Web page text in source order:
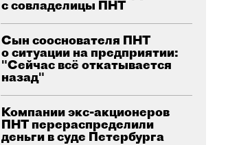
с совладелицы ПНТ
Сын сооснователя ПНТ
о ситуации на предприятии:
"Сейчас всё откатывается
назад"
Компании экс-акционеров
ПНТ перераспределили
деньги в суде Петербурга